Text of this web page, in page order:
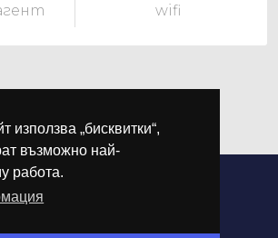
използва „бисквитки“,
възможно най-
работа.
wifi
. Всички права запазени.
и разработка отDREAMSOFT